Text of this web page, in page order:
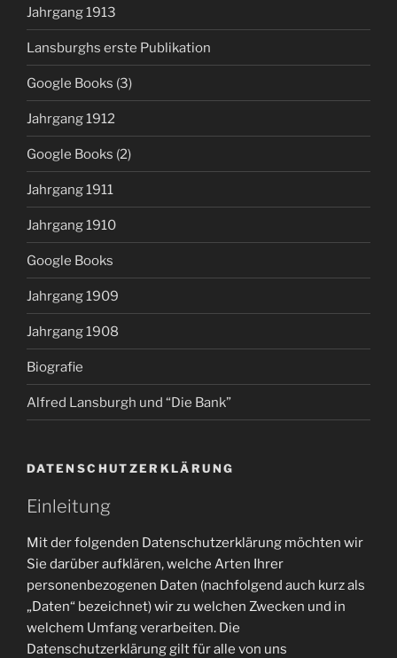
Jahrgang 1913
Lansburghs erste Publikation
Google Books (3)
Jahrgang 1912
Google Books (2)
Jahrgang 1911
Jahrgang 1910
Google Books
Jahrgang 1909
Jahrgang 1908
Biografie
Alfred Lansburgh und “Die Bank”
DATENSCHUTZERKLÄRUNG
Einleitung
Mit der folgenden Datenschutzerklärung möchten wir
Sie darüber aufklären, welche Arten Ihrer
personenbezogenen Daten (nachfolgend auch kurz als
„Daten“ bezeichnet) wir zu welchen Zwecken und in
welchem Umfang verarbeiten. Die
Datenschutzerklärung gilt für alle von uns